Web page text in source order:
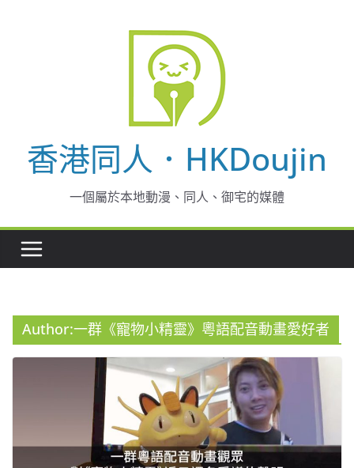
香港同人．HKDoujin
一個屬於本地動漫、同人、御宅的媒體
Author:一群《寵物小精靈》粵語配音動畫愛好者